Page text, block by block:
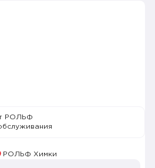
РОЛЬФ
РОЛЬФ Химки